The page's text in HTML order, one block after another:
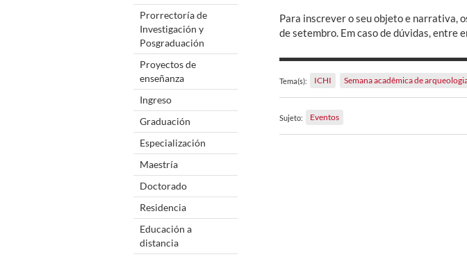
Prorrectoría de
Investigación y
Posgraduación
Proyectos de
enseñanza
Ingreso
Graduación
Especialización
Maestría
Doctorado
Residencia
Educación a
distancia
Para inscrever o seu objeto e narrativa,
de setembro. Em caso de dúvidas, entre
Tema(s): ICHI Semana acadêmica de
Sujeto: Eventos